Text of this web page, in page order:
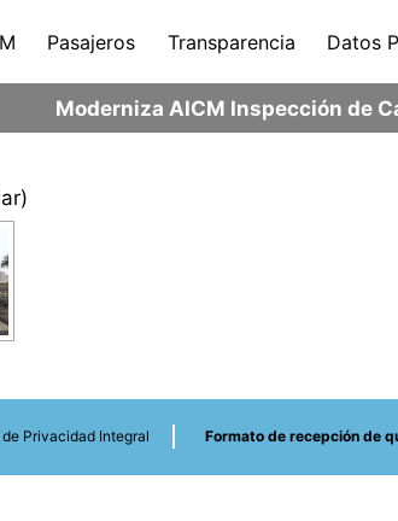
Pasajeros Transparencia Datos
Moderniza AICM Inspección de
Privacidad Integral Formato de recepción de